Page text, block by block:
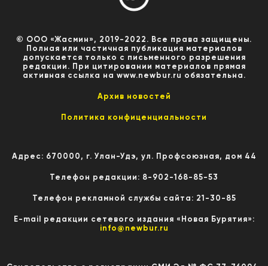
© ООО «Жасмин», 2019-2022. Все права защищены.
Полная или частичная публикация материалов
допускается только с письменного разрешения
редакции. При цитировании материалов прямая
активная ссылка на www.newbur.ru обязательна.
Архив новостей
Политика конфиценциальности
Адрес: 670000, г. Улан-Удэ, ул. Профсоюзная, дом 44
Телефон редакции: 8-902-168-85-53
Телефон рекламной службы сайта: 21-30-85
E-mail редакции сетевого издания «Новая Бурятия»:
info@newbur.ru